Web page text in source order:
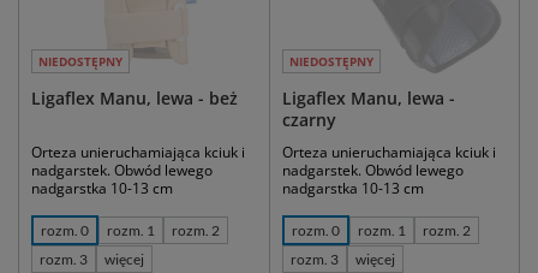
NIEDOSTĘPNY
Ligaflex Manu, lewa - beż
Orteza unieruchamiająca kciuk i
nadgarstek. Obwód lewego
nadgarstka 10-13 cm
rozm. 0 rozm. 1
rozm. 2
rozm. 3
więcej
NIEDOSTĘPNY
Ligaflex Manu, lewa -
czarny
Orteza unieruchamiająca kciuk i
nadgarstek. Obwód lewego
nadgarstka 10-13 cm
rozm. 0 rozm. 1
rozm. 2
rozm. 3
więcej